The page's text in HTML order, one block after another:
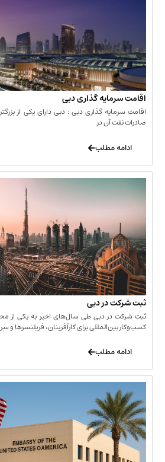
گذاری دبی
گذاری دبی : دبی دارای یکی از بزرگترین ذخایر نفت در
در دبی
دبی طی سال‌های اخیر به یکی از محبوب‌ترین
برای کارآفرینان، فریلنسرها و سرمایه‌گذاران